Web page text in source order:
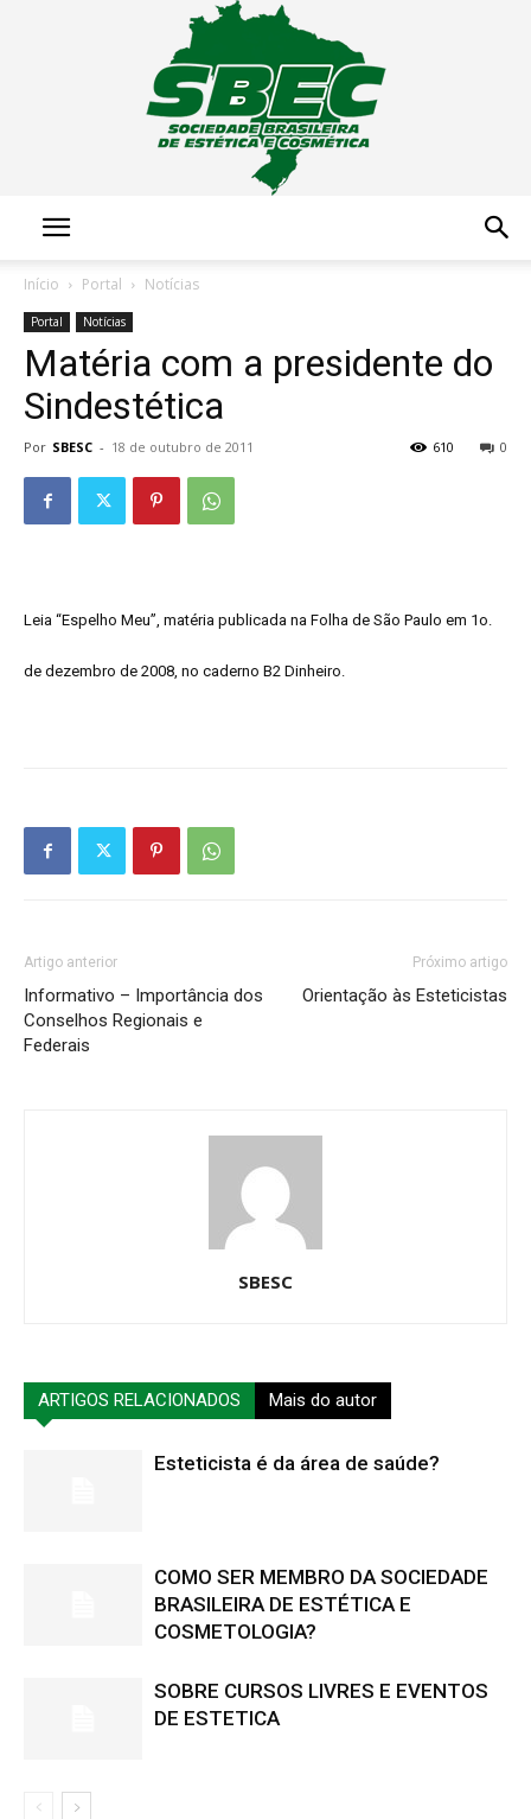
Brasileira
e
Início Portal Notícias
Portal Notícias
Matéria com a presidente do
Sindestética
Por SBESC - 18 de outubro de 2011 0
610
Leia “Espelho Meu”, matéria publicada na Folha de São Paulo em 1o.
de dezembro de 2008, no caderno B2 Dinheiro.
Artigo anterior
Informativo – Importância dos
Conselhos Regionais e
Federais
Próximo artigo
Orientação às Esteticistas
SBESC
ARTIGOS RELACIONADOS Mais do autor
Esteticista é da área de saúde?
COMO SER MEMBRO DA SOCIEDADE
BRASILEIRA DE ESTÉTICA E
COSMETOLOGIA?
SOBRE CURSOS LIVRES E EVENTOS
DE ESTETICA